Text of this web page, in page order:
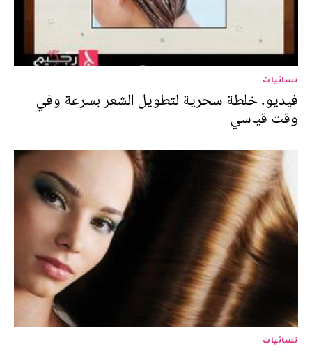
نسائيات
فيديو. خلطة سحرية لتطويل الشعر بسرعة وفي
وقت قياسي
نسائيات